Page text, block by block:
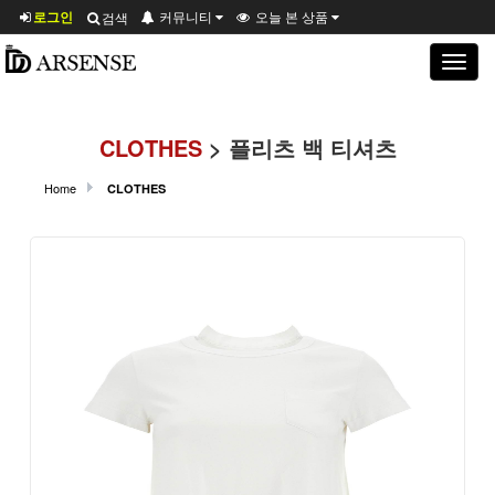
로그인 검색 커뮤니티 오늘 본 상품
Toggle
CLOTHES> 플리츠 백 티셔츠
Home CLOTHES